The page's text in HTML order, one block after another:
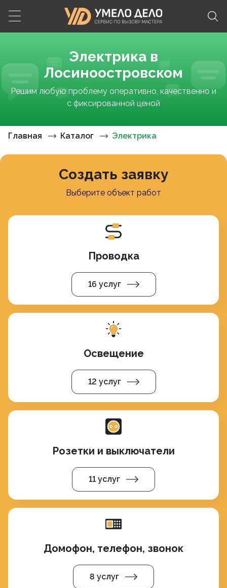
Электрика в
Лосиноостровском
Решим любую проблему оперативно, качественно и
с фиксированной ценой
Главная Каталог Электрика
Создать заявку
Выберите объект работ
Проводка
16 услуг
Освещение
12 услуг
Розетки и выключатели
11 услуг
Домофон, телефон, звонок
8 услуг